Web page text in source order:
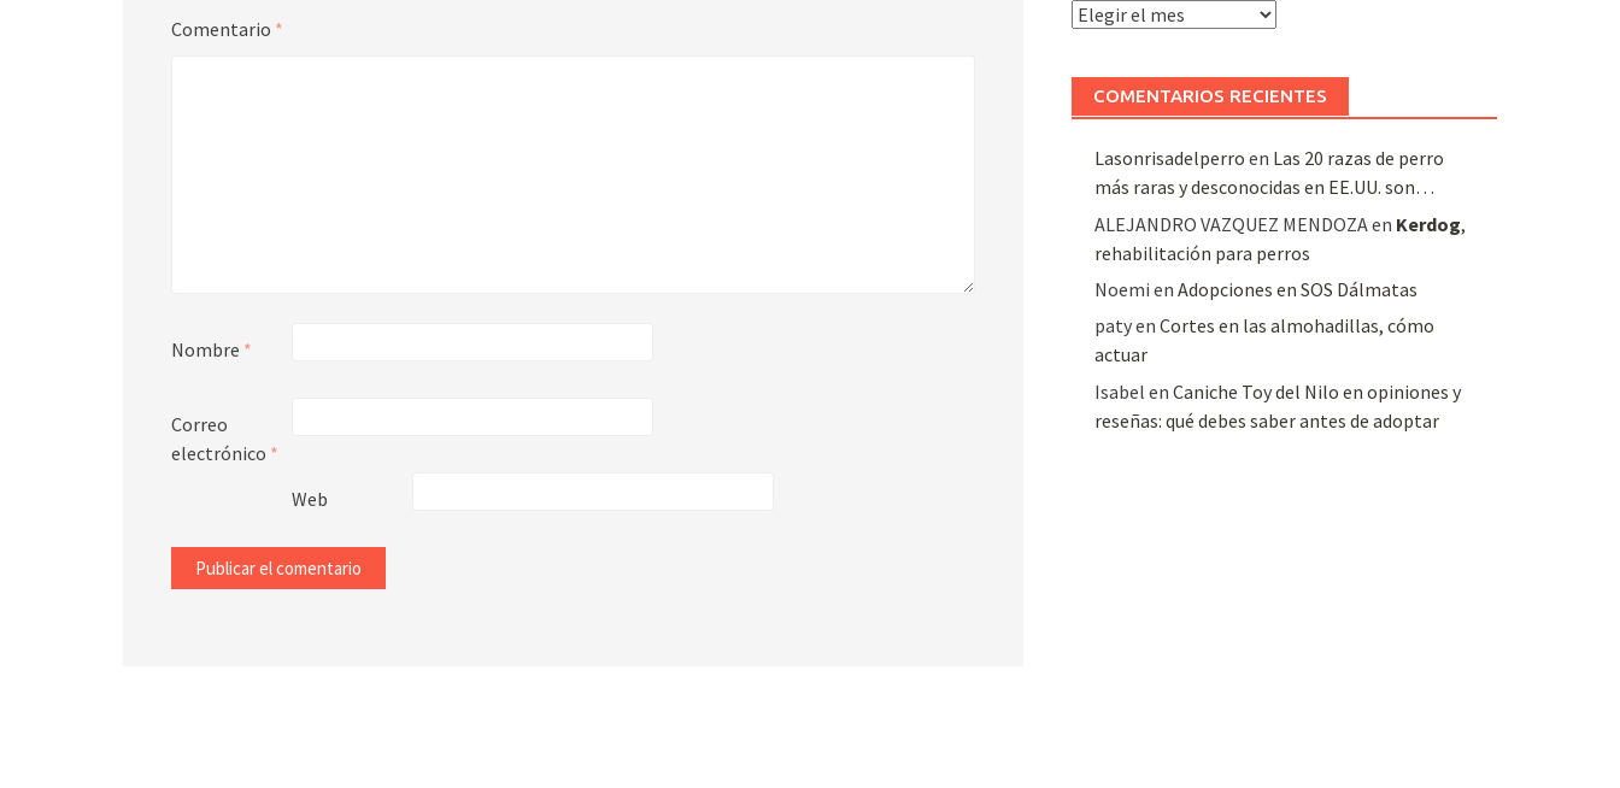
Comentario *
Nombre *
Correo
electrónico *
Web
Archivo
artículos
COMENTARIOS RECIENTES
Lasonrisadelperro en Las 20 razas de perro
más raras y desconocidas en EE.UU. son…
ALEJANDRO VAZQUEZ MENDOZAen Kerdog,
rehabilitación para perros
Noemi en Adopciones en SOS Dálmatas
patyen Cortes en las almohadillas, cómo
actuar
Isabel en Caniche Toy del Nilo en opiniones y
reseñas: qué debes saber antes de adoptar